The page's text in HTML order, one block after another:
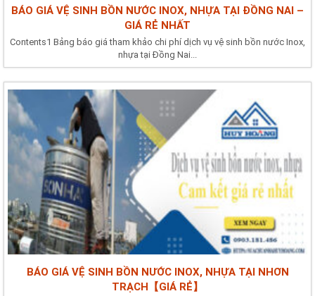
BÁO GIÁ VỆ SINH BỒN NƯỚC INOX, NHỰA TẠI ĐỒNG NAI –
GIÁ RẺ NHẤT
Contents1 Bảng báo giá tham khảo chi phí dịch vụ vệ sinh bồn nước Inox,
nhựa tại Đồng Nai...
BÁO GIÁ VỆ SINH BỒN NƯỚC INOX, NHỰA TẠI NHƠN
TRẠCH【GIÁ RẺ】